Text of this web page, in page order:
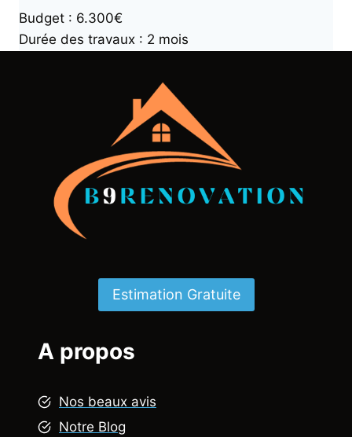
Budget : 6.300€
Durée des travaux : 2 mois
Estimation Gratuite
A propos
Nos beaux avis
Notre Blog